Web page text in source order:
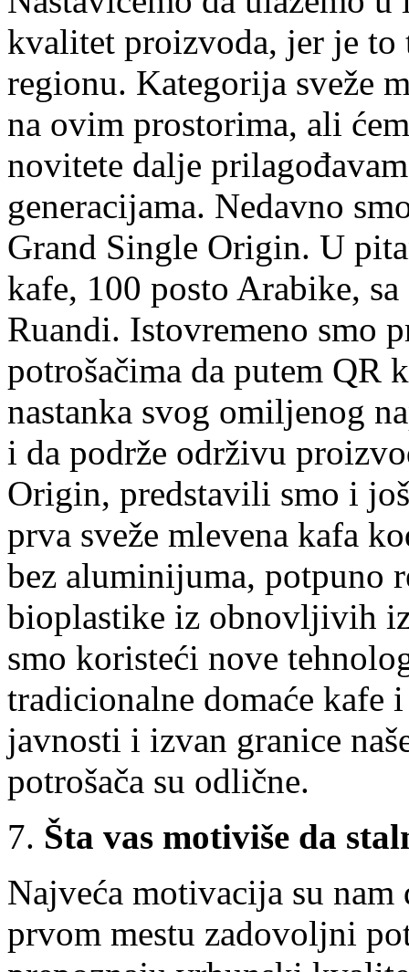
kvalitet proizvoda, jer je to
regionu. Kategorija sveže
na ovim prostorima, ali
novitete dalje
generacijama. Nedavno
Grand Single Origin. U
kafe, 100 posto Arabike,
Ruandi. Istovremeno smo
potrošačima da putem QR
nastanka svog omiljenog
i da podrže održivu
Origin, predstavili smo i
prva sveže mlevena kafa
bez aluminijuma, potpuno
bioplastike iz obnovljivih
smo koristeći nove
tradicionalne domaće
javnosti i izvan granice
potrošača su odlične.
7. Šta vas motiviše da
Najveća motivacija su
prvom mestu zadovoljni